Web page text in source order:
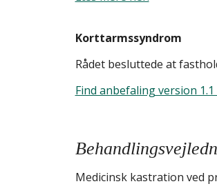
Korttarmssyndrom
Rådet besluttede at
Find anbefaling version 1.1
Medicinsk kastration ved